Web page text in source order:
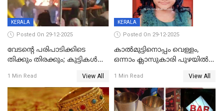
KERALA
Posted On 29-12-2025
വേടന്റെ പരിപാടിക്കിടെ
തിക്കും തിരക്കും; കുട്ടികള്‍
പരിക്ക്; പാളം മറികടന്ന
യുവാവ് ട്രെയിന്‍ തട്ടി മരിച്ചു
1 Min Read View All
KERALA
Posted On 29-12-2025
കാൽമുട്ടിനൊപ്പം വെള്ളം,
ഒന്നാം ക്ലാസുകാരി പുഴയിൽ
കുട്ടികൾക്കൊപ്പം
കളിക്കുന്നതിനിടെ
1 Min Read View All